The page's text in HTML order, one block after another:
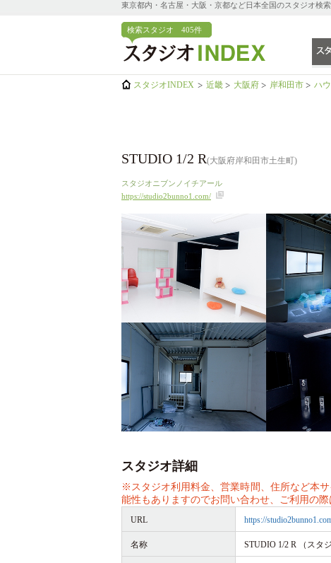
東京都内・名古屋・大阪・京都など日本全国のスタジオ検
検索スタジオ 405件
スタジオINDEX 近畿 大阪府 岸和田市 ハ
STUDIO 1/2 R(大阪府岸和田市土生町)
スタジオニブンノイチアール
https://studio2bunno1.com/
スタジオ詳細
※スタジオ利用料金、営業時間、住所など本
能性もありますのでお問い合わせ、ご利用の
URL https://
名称 STUDIO 1/2 R （スタ